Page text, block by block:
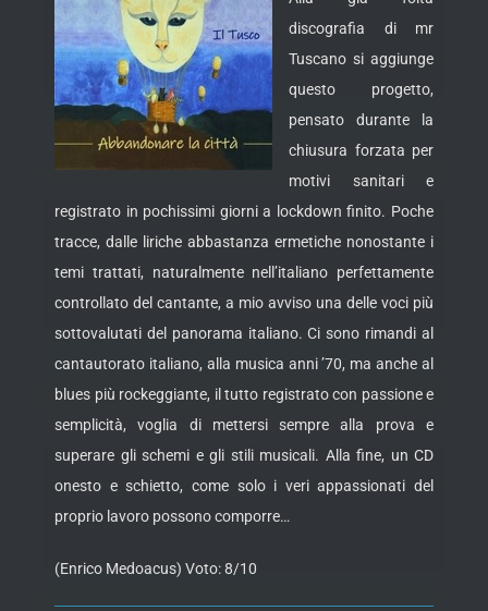
discografia di mr
Tuscano si aggiunge
questo progetto,
pensato durante la
chiusura forzata per
motivi sanitari e
registrato in pochissimi giorni a lockdown finito. Poche
tracce, dalle liriche abbastanza ermetiche nonostante i
temi trattati, naturalmente nell’italiano perfettamente
controllato del cantante, a mio avviso una delle voci più
sottovalutati del panorama italiano. Ci sono rimandi al
cantautorato italiano, alla musica anni ’70, ma anche al
blues più rockeggiante, il tutto registrato con passione e
semplicità, voglia di mettersi sempre alla prova e
superare gli schemi e gli stili musicali. Alla fine, un CD
onesto e schietto, come solo i veri appassionati del
proprio lavoro possono comporre…
(Enrico Medoacus) Voto: 8/10